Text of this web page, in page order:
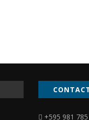
+595 981